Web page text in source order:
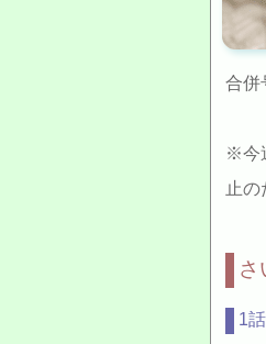
合併
※今
止
さ
1